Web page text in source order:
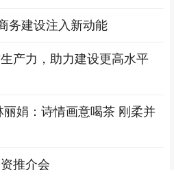
务建设注入新动能
产力，助力建设更高水平
娟：诗情画意喝茶 刚柔并
推介会